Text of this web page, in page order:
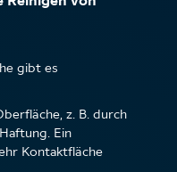
gibt es
z. B. durch
Ein
Kontaktfläche